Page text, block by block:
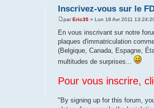
Inscrivez-vous sur le
parEric35 » Lun 18 Avr 2011
En vous inscrivant sur notre
plaques d'immatriculation
(Belgique, Canada, Espagne,
multitudes de surprises...
Pour vous inscrire,
"By signing up for this forum,